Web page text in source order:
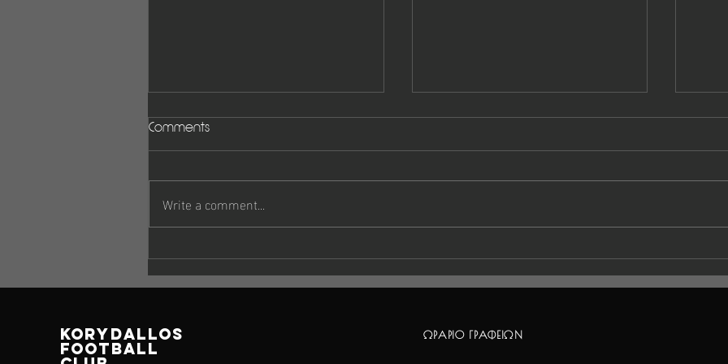
Οκτωβρίου
Μαΐου-1 Ιουνίου
Comments
Write a comment...
korydallos
football
ΩΡΑΡΙΟ ΓΡΑΦΕΙΩΝ